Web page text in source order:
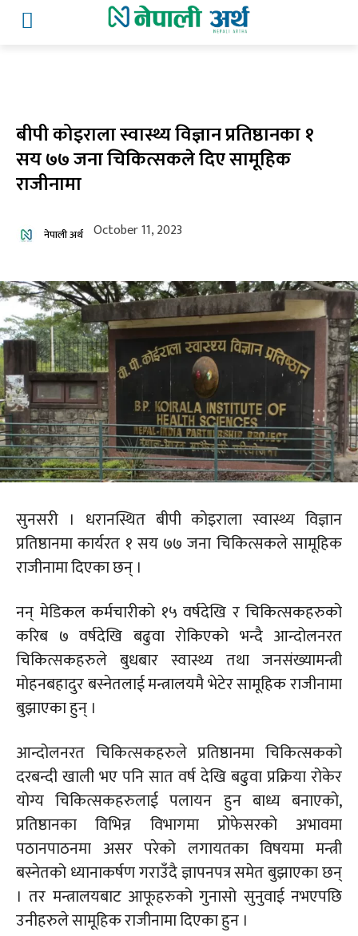
बीपी कोइराला स्वास्थ्य विज्ञान प्रतिष्ठानका १
सय ७७ जना चिकित्सकले दिए सामूहिक
राजीनामा
नेपाली अर्थ October 11, 2023
सुनसरी । धरानस्थित बीपी कोइराला स्वास्थ्य विज्ञान
प्रतिष्ठानमा कार्यरत १ सय ७७ जना चिकित्सकले सामूहिक
राजीनामा दिएका छन् ।
नन् मेडिकल कर्मचारीको १५ वर्षदेखि र चिकित्सकहरुको
करिब ७ वर्षदेखि बढुवा रोकिएको भन्दै आन्दोलनरत
चिकित्सकहरुले बुधबार स्वास्थ्य तथा जनसंख्यामन्त्री
मोहनबहादुर बस्नेतलाई मन्त्रालयमै भेटेर सामूहिक राजीनामा
बुझाएका हुन् ।
आन्दोलनरत चिकित्सकहरुले प्रतिष्ठानमा चिकित्सकको
दरबन्दी खाली भए पनि सात वर्ष देखि बढुवा प्रक्रिया रोकेर
योग्य चिकित्सकहरुलाई पलायन हुन बाध्य बनाएको,
प्रतिष्ठानका विभिन्न विभागमा प्रोफेसरको अभावमा
पठानपाठनमा असर परेको लगायतका विषयमा मन्त्री
बस्नेतको ध्यानाकर्षण गराउँदै ज्ञापनपत्र समेत बुझाएका छन्
। तर मन्त्रालयबाट आफूहरुको गुनासो सुनुवाई नभएपछि
उनीहरुले सामूहिक राजीनामा दिएका हुन ।